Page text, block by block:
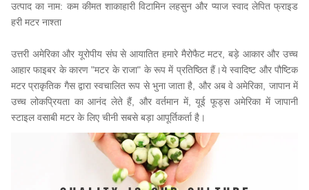
उत्पाद का नाम: कम कीमत शाकाहारी विटामिन लहसुन और प्याज स्वाद लेपित फ्राइड
हरी मटर नाश्ता
उत्तरी अमेरिका और यूरोपीय संघ से आयातित हमारे मैरोफैट मटर, बड़े आकार और उच्च
आहार फाइबर के कारण "मटर के राजा" के रूप में प्रतिष्ठित हैं।ये स्वादिष्ट और पौष्टिक
मटर प्राकृतिक गैस द्वारा स्वचालित रूप से भुना जाता है, और अब वे अमेरिका, जापान में
उच्च लोकप्रियता का आनंद लेते हैं, और वर्तमान में, यूई फूड्स अमेरिका में जापानी
स्टाइल वसाबी मटर के लिए चीनी सबसे बड़ा आपूर्तिकर्ता है।